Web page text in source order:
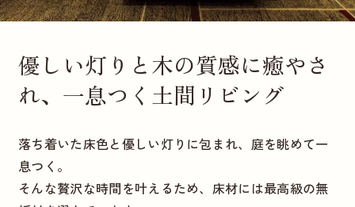
優しい灯りと木の質感に癒やさ
れ、一息つく土間リビング
落ち着いた床色と優しい灯りに包まれ、庭を眺めて一
息つく。
そんな贅沢な時間を叶えるため、床材には最高級の無